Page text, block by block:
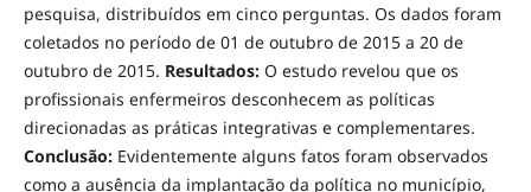
pesquisa, distribuídos em cinco perguntas. Os dados foram
coletados no período de 01 de outubro de 2015 a 20 de
outubro de 2015. Resultados:O estudo revelou que os
profissionais enfermeiros desconhecem as políticas
direcionadas as práticas integrativas e complementares.
Conclusão:Evidentemente alguns fatos foram observados
como a ausência da implantação da política no município,